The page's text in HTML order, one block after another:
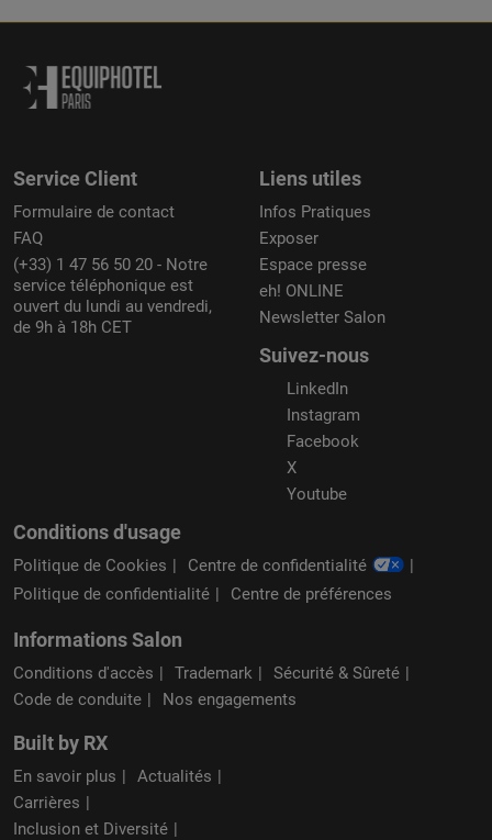
Service Client
Formulaire de contact
FAQ
(+33) 1 47 56 50 20 - Notre
service téléphonique est
ouvert du lundi au vendredi,
de 9h à 18h CET
Liens utiles
Infos Pratiques
Exposer
Espace presse
eh! ONLINE
Newsletter Salon
Suivez-nous
LinkedIn
Instagram
Facebook
X
Youtube
Conditions d'usage
Politique de Cookies
Centre de confidentialité
Politique de confidentialité
Centre de préférences
Informations Salon
Conditions d'accès Trademark
Sécurité & Sûreté
Code de conduite
Nos engagements
Built by RX
En savoir plus
Actualités
Carrières
Inclusion et Diversité